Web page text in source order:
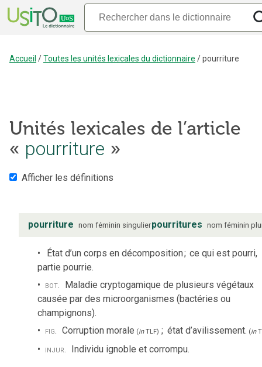
Accueil /Toutes les unités lexicales du dictionnaire /pourriture
Unités lexicales de l’article
« pourriture »
Afficher les définitions
pourriture nom féminin singulierpourritures nom féminin
État d’un corps en décomposition; ce qui est pourri,
partie pourrie.
bot. Maladie cryptogamique de plusieurs végétaux
causée par des microorganismes (bactéries ou
champignons).
fig. Corruption morale (inTLF) ; état d’avilissement. (in
injur. Individu ignoble et corrompu.